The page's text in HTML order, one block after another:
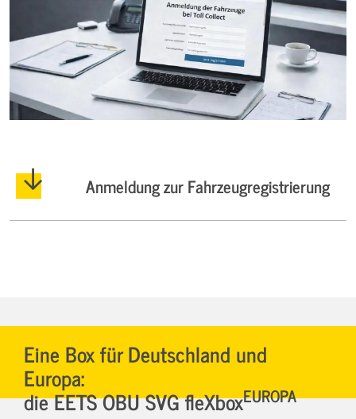
Anmeldung zur Fahrzeugregistrierung
Eine Box für Deutschland und
Europa:
die EETS OBU SVG fleXboxEUROPA